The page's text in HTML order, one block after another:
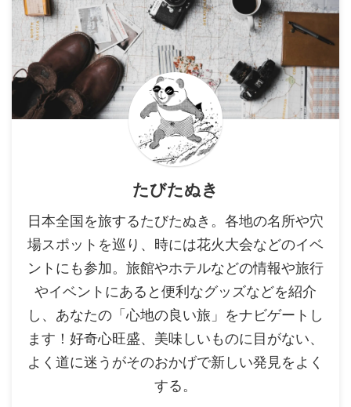
たびたぬき
日本全国を旅するたびたぬき。各地の名所や穴
場スポットを巡り、時には花火大会などのイベ
ントにも参加。旅館やホテルなどの情報や旅行
やイベントにあると便利なグッズなどを紹介
し、あなたの「心地の良い旅」をナビゲートし
ます！好奇心旺盛、美味しいものに目がない、
よく道に迷うがそのおかげで新しい発見をよく
する。